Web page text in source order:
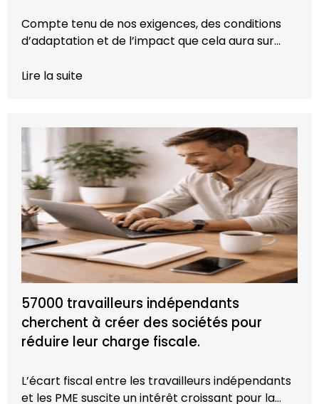
Compte tenu de nos exigences, des conditions
d’adaptation et de l’impact que cela aura sur…
Lire la suite
57000 travailleurs indépendants
cherchent à créer des sociétés pour
réduire leur charge fiscale.
L’écart fiscal entre les travailleurs indépendants
et les PME suscite un intérêt croissant pour la…